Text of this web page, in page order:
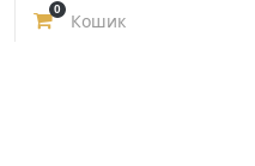
Skip
0
Кошик